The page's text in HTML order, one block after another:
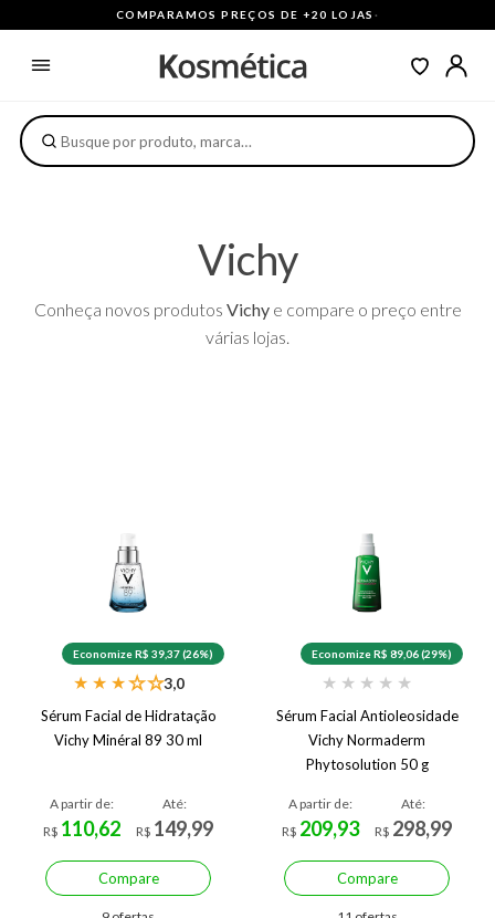
COMPARAMOS PREÇOS DE +20 LOJAS ·
Vichy
Conheça novos produtos Vichye compare o preço entre
várias lojas.
Economize R$ 39,37 (26%)
★ ★ ★★★3,0
Sérum Facial de Hidratação
Vichy Minéral 89 30 ml
A partir de:
R$ 110,62
Até:
R$ 149,99
Compare
Economize R$ 89,06 (29%)
★ ★ ★ ★ ★
Sérum Facial Antioleosidade
Vichy Normaderm
Phytosolution 50 g
A partir de:
R$ 209,93
Até:
R$ 298,99
Compare